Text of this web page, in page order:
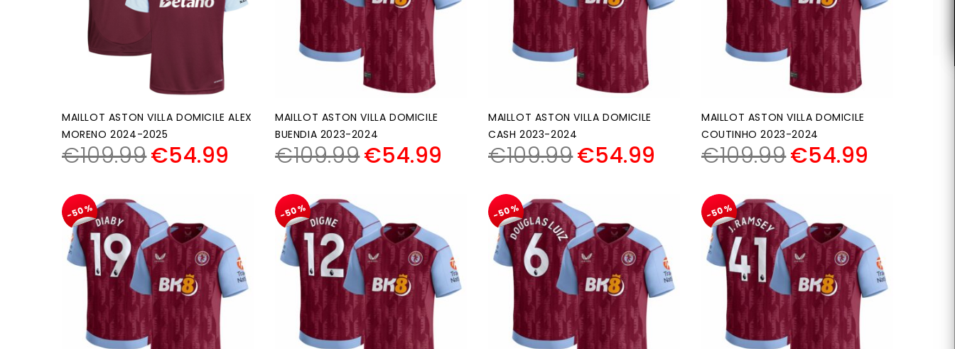
MAILLOT ASTON VILLA DOMICILE ALEX
MORENO 2024-2025
€109.99€54.99
MAILLOT ASTON VILLA DOMICILE
BUENDIA 2023-2024
€109.99€54.99
MAILLOT ASTON VILLA DOMICILE
CASH 2023-2024
€109.99€54.99
MAILLOT ASTON VILLA DOMICILE
COUTINHO 2023-2024
€109.99€54.99
-50% -50% -50% -50%